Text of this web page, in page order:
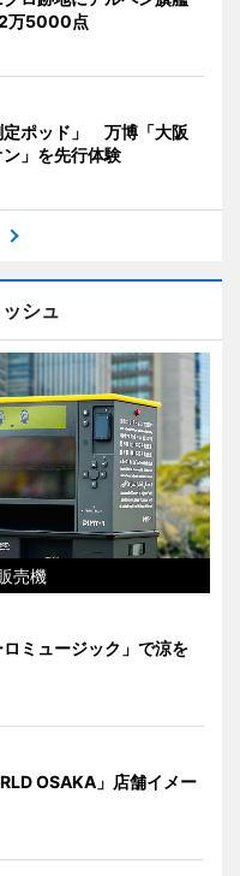
万5000点
定ポッド」 万博「大阪
」を先行体験
シュ
売機
ミュージック」で涼を
OSAKA」店舗イメー